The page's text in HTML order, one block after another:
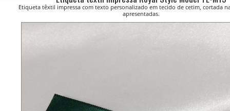
Etiqueta têxtil impressa com texto personalizado em tecido de cetim, cortada
apresentadas.